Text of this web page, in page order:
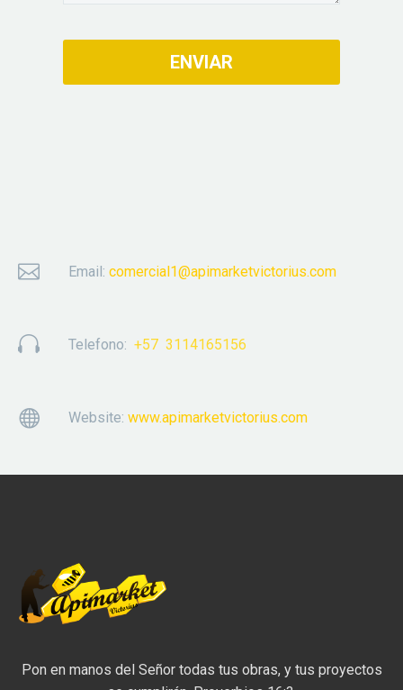

 Email: comercial1@apimarketvictorius.com

 Telefono: +57 3114165156

 Website: www.apimarketvictorius.com
Pon en manos del Señor todas tus obras, y tus proyectos